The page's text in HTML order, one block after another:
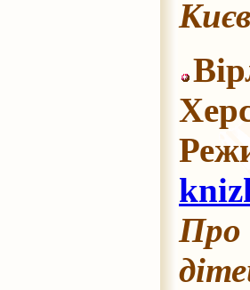
Про